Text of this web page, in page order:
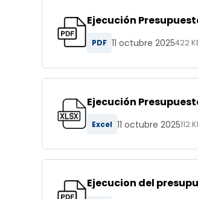
Ejecución
PDF 11 octubre 2025422
Ejecución
Excel 11 octubre 2025112
Ejecucion del